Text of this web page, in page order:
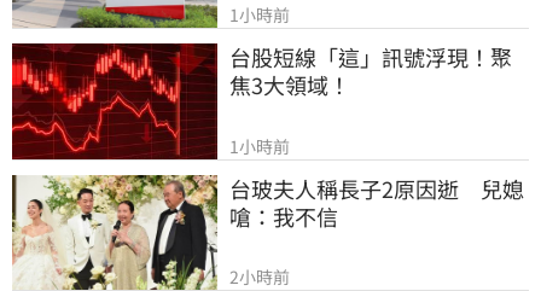
1小時前
台股短線「這」訊號浮現！聚
焦3大領域！
1小時前
台玻夫人稱長子2原因逝　兒媳
嗆：我不信
2小時前